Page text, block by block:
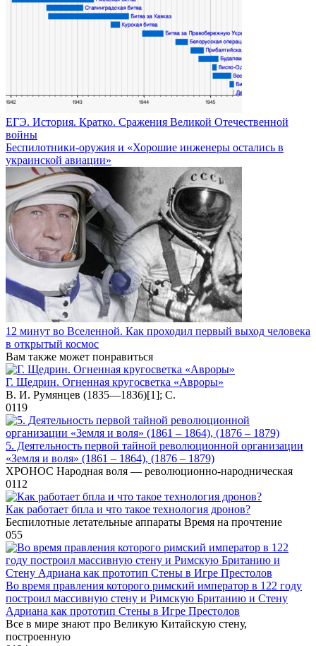
ЕГЭ. История. Кратко. Сражения Великой Отечественной
войны
Беспилотники-оружия и «Хорошие инженеры остались в
украинской авиации»
12 минут во Вселенной. Как проходил первый выход человека
в открытый космос
Вам также может понравиться
Г. Щедрин. Огненная кругосветка «Авроры»
В. И. Румянцев (1835—1836)[1]; С.
0119
5. Деятельность первой тайной революционной организации
«Земля и воля» (1861 – 1864), (1876 – 1879)
XPOHOC Народная воля — революционно-народническая
0112
Как работает бпла и что такое технология дронов?
Беспилотные летательные аппараты Время на прочтение
055
Во время правления которого римский император в 122 году
построил массивную стену и Римскую Британию и Стену
Адриана как прототип Стены в Игре Престолов⁠⁠
Все в мире знают про Великую Китайскую стену,
построенную